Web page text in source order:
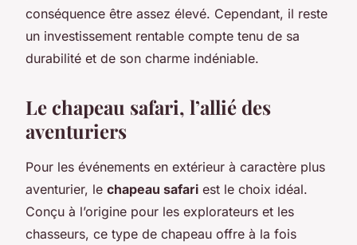
conséquence être assez élevé. Cependant, il reste
un investissement rentable compte tenu de sa
durabilité et de son charme indéniable.
Le chapeau safari, l’allié des
aventuriers
Pour les événements en extérieur à caractère plus
aventurier, le chapeau safari est le choix idéal.
Conçu à l’origine pour les explorateurs et les
chasseurs, ce type de chapeau offre à la fois